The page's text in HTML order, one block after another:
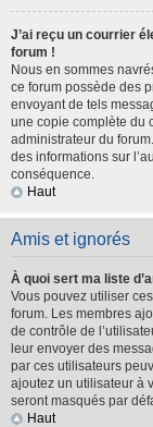
J’ai reçu un courrier
forum !
Nous en sommes
ce forum possède des
envoyant de tels
une copie complète du
administrateur du
des informations sur
conséquence.
Haut
Amis et ignorés
À quoi sert ma liste
Vous pouvez utiliser
forum. Les membres
de contrôle de
leur envoyer des
par ces utilisateurs
ajoutez un utilisateur à
seront masqués par
Haut